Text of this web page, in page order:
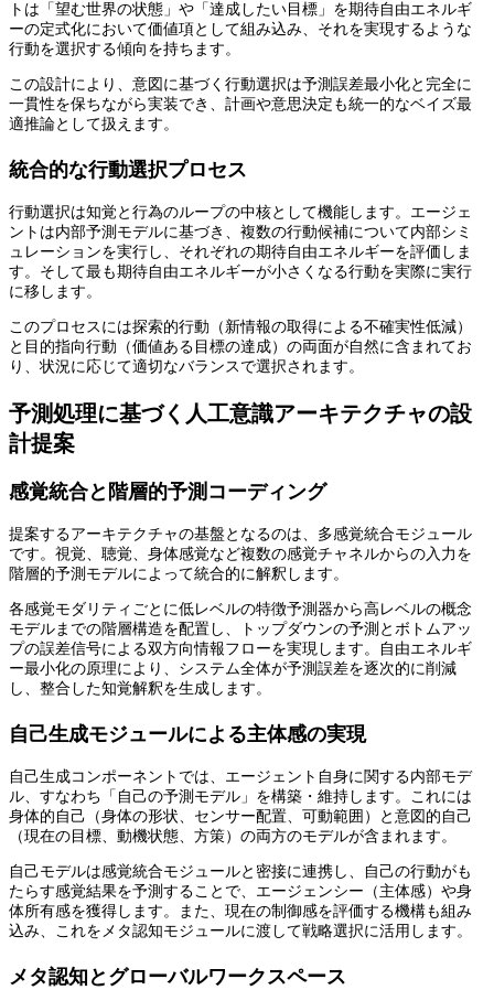
トは「望む世界の状態」や「達成したい目標」を期待自由エネルギ
ーの定式化において価値項として組み込み、それを実現するような
行動を選択する傾向を持ちます。
この設計により、意図に基づく行動選択は予測誤差最小化と完全に
一貫性を保ちながら実装でき、計画や意思決定も統一的なベイズ最
適推論として扱えます。
統合的な行動選択プロセス
行動選択は知覚と行為のループの中核として機能します。エージェ
ントは内部予測モデルに基づき、複数の行動候補について内部シミ
ュレーションを実行し、それぞれの期待自由エネルギーを評価しま
す。そして最も期待自由エネルギーが小さくなる行動を実際に実行
に移します。
このプロセスには探索的行動（新情報の取得による不確実性低減）
と目的指向行動（価値ある目標の達成）の両面が自然に含まれてお
り、状況に応じて適切なバランスで選択されます。
予測処理に基づく人工意識アーキテクチャの設
計提案
感覚統合と階層的予測コーディング
提案するアーキテクチャの基盤となるのは、多感覚統合モジュール
です。視覚、聴覚、身体感覚など複数の感覚チャネルからの入力を
階層的予測モデルによって統合的に解釈します。
各感覚モダリティごとに低レベルの特徴予測器から高レベルの概念
モデルまでの階層構造を配置し、トップダウンの予測とボトムアッ
プの誤差信号による双方向情報フローを実現します。自由エネルギ
ー最小化の原理により、システム全体が予測誤差を逐次的に削減
し、整合した知覚解釈を生成します。
自己生成モジュールによる主体感の実現
自己生成コンポーネントでは、エージェント自身に関する内部モデ
ル、すなわち「自己の予測モデル」を構築・維持します。これには
身体的自己（身体の形状、センサー配置、可動範囲）と意図的自己
（現在の目標、動機状態、方策）の両方のモデルが含まれます。
自己モデルは感覚統合モジュールと密接に連携し、自己の行動がも
たらす感覚結果を予測することで、エージェンシー（主体感）や身
体所有感を獲得します。また、現在の制御感を評価する機構も組み
込み、これをメタ認知モジュールに渡して戦略選択に活用します。
メタ認知とグローバルワークスペース